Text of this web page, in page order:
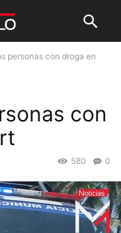
personas con droga en
con
0
580